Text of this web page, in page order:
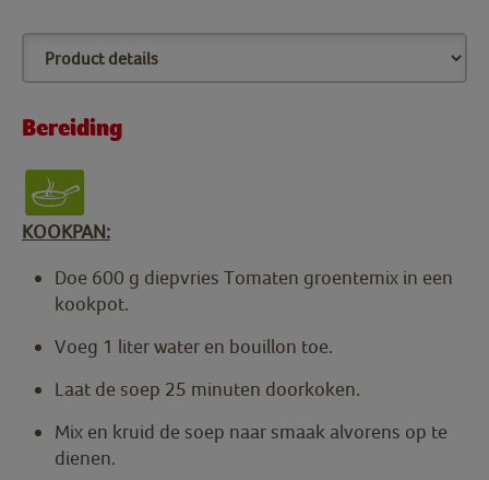
Bereiding
KOOKPAN:
Doe 600 g diepvries Tomaten groentemix in een
kookpot.
Voeg 1 liter water en bouillon toe.
Laat de soep 25 minuten doorkoken.
Mix en kruid de soep naar smaak alvorens op te
dienen.